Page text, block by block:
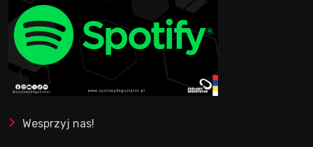
Wesprzyj nas!